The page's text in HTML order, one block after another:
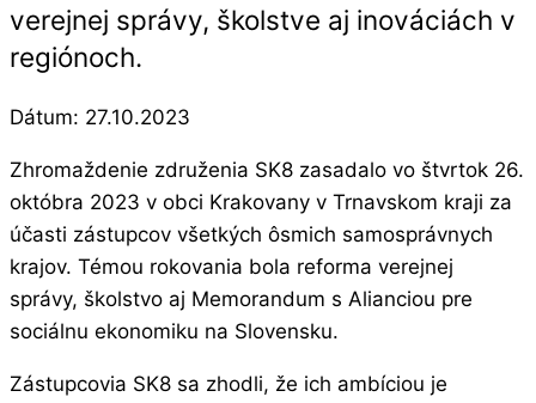
verejnej správy, školstve aj inováciách v
regiónoch.
Dátum: 27.10.2023
Zhromaždenie združenia SK8 zasadalo vo štvrtok 26.
októbra 2023 v obci Krakovany v Trnavskom kraji za
účasti zástupcov všetkých ôsmich samosprávnych
krajov. Témou rokovania bola reforma verejnej
správy, školstvo aj Memorandum s Alianciou pre
sociálnu ekonomiku na Slovensku.
Zástupcovia SK8 sa zhodli, že ich ambíciou je